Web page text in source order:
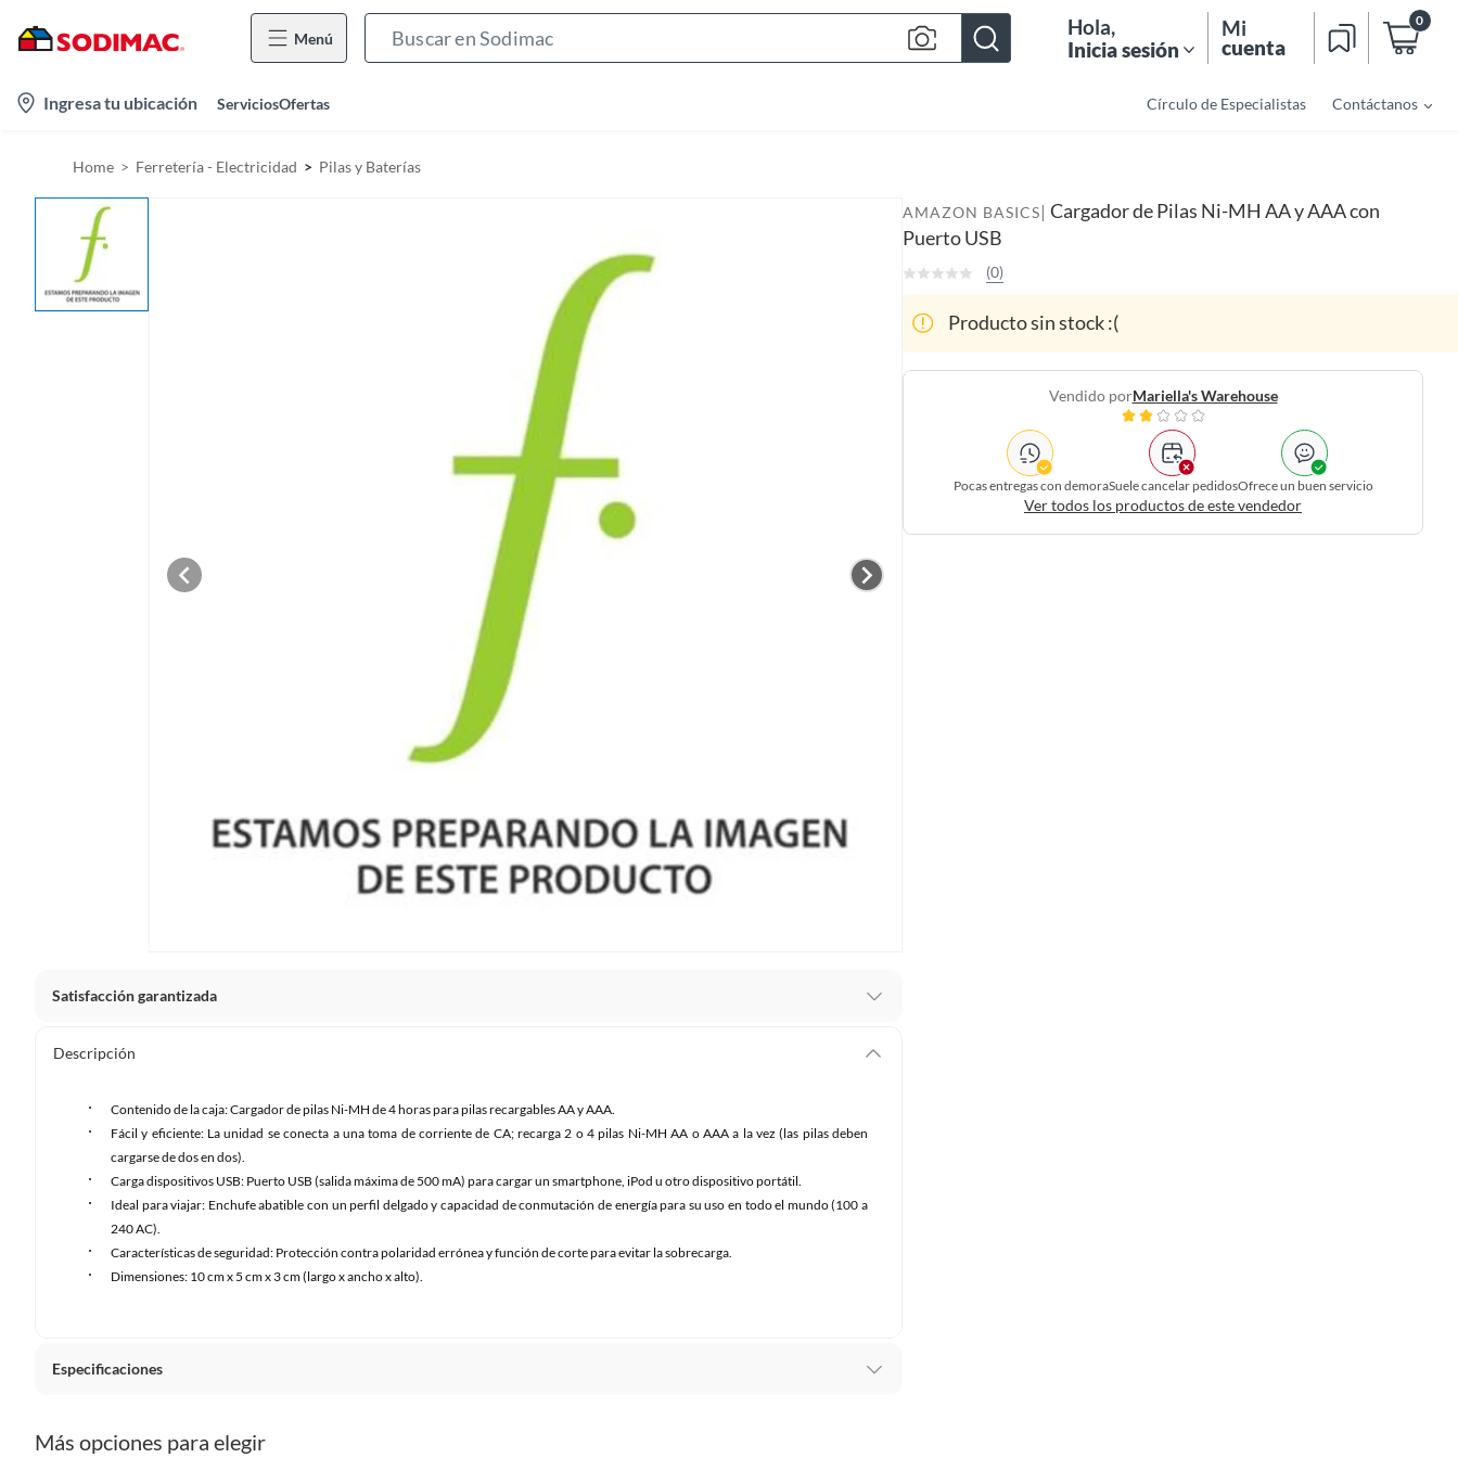
Menú Hola,
Inicia sesión
Mi
cuenta
0
Ingresa tu ubicación ServiciosOfertas Círculo de Especialistas Contáctanos
Home Ferretería - Electricidad Pilas y Baterías
Satisfacción garantizada
primeros 30 días desde que lo recibes.
sellos originales.
Esto aplica para la mayoría de nuestros productos, sin embargo, tenemos
diferentes, otras que son más restrictivas y algunas que, por la naturaleza de los productos, no se pueden
devolver ni cambiar
No tienen devolución o cambio si cambias de opinión
Productos de segunda mano o reacondicionados.
Descripción
Contenido de la caja: Cargador de pilas Ni-MH de 4 horas para pilas recargables AA y AAA.
Fácil y eficiente: La unidad se conecta a una toma de corriente de CA; recarga 2 o 4 pilas Ni-MH AA o AAA a la vez (las pilas deben
cargarse de dos en dos).
Carga dispositivos USB: Puerto USB (salida máxima de 500 mA) para cargar un smartphone, iPod u otro dispositivo portátil.
Ideal para viajar: Enchufe abatible con un perfil delgado y capacidad de conmutación de energía para su uso en todo el mundo (100 a
240 AC).
Características de seguridad: Protección contra polaridad errónea y función de corte para evitar la sobrecarga.
Dimensiones: 10 cm x 5 cm x 3 cm (largo x ancho x alto).
Especificaciones
AMAZON BASICS| Cargador de Pilas Ni-MH AA y AAA con
Puerto USB
(0)
Producto sin stock :(
Vendido porMariella's Warehouse
Pocas entregas con demoraSuele cancelar pedidosOfrece un buen servicio
Ver todos los productos de este vendedor
Más opciones para elegir